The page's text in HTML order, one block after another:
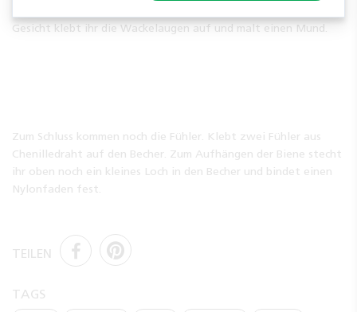
Gesicht klebt ihr die Wackelaugen auf und malt einen Mund.
Zum Schluss kommen noch die Fühler. Klebt zwei Fühler aus
Chenilledraht auf den Becher. Zum Aufhängen der Biene stecht
ihr oben noch ein kleines Loch in den Becher und bindet einen
Nylonfaden fest.
TEILEN
TAGS